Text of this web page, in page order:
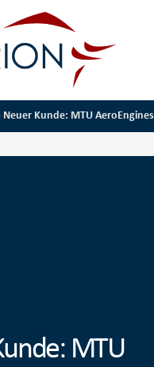
Neuer Kunde: MTU AeroEngines
MTU